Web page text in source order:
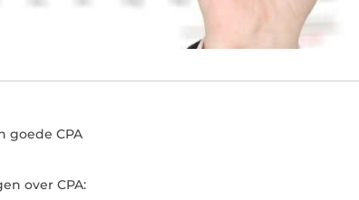
goede CPA
over CPA: